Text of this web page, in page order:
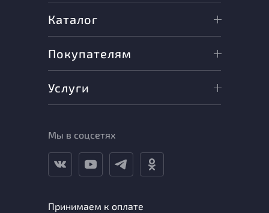
Каталог
Покупателям
Услуги
Мы в соцсетях
Принимаем к оплате